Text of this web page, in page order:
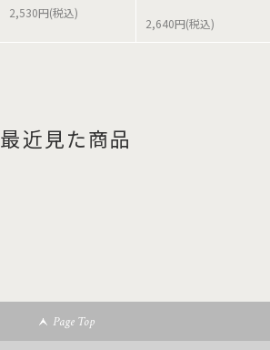
2,530円(税込)
2,640円(税込)
最近見た商品
Page Top